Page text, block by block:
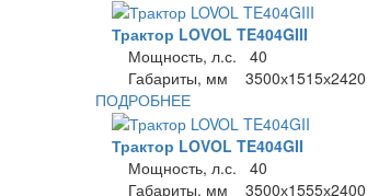
Трактор LOVOL TE404GIII
Мощность, л.с. 40
Габариты, мм 3500х1515х2420
ПОДРОБНЕЕ
Трактор LOVOL TE404GII
Мощность, л.с. 40
Габариты, мм 3500х1555х2400